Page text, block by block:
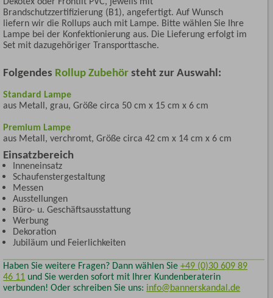
Brandschutzzertifizierung (B1), angefertigt. Auf Wunsch
liefern wir die Rollups auch mit Lampe. Bitte wählen Sie Ihre
Lampe bei der Konfektionierung aus. Die Lieferung erfolgt im
Set mit dazugehöriger Transporttasche.
Folgendes Rollup Zubehörsteht zur Auswahl:
Standard Lampe
aus Metall, grau, Größe circa 50 cm x 15 cm x 6 cm
Premium Lampe
aus Metall, verchromt, Größe circa 42 cm x 14 cm x 6 cm
Einsatzbereich
Inneneinsatz
Schaufenstergestaltung
Messen
Ausstellungen
Büro- u. Geschäftsausstattung
Werbung
Dekoration
Jubiläum und Feierlichkeiten
Haben Sie weitere Fragen? Dann wählen Sie+49 (0)30 609 89
46 11 und Sie werden sofort mit Ihrer Kundenberaterin
verbunden! Oder schreiben Sie uns: info@bannerskandal.de